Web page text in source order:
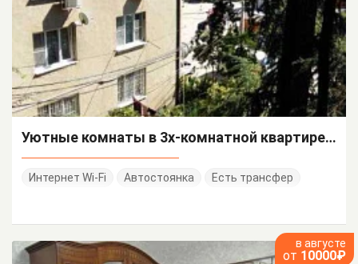
Уютные комнаты в 3х-комнатной квартире Рыбзаводская 81 кв 48
Интернет Wi-Fi Автостоянка Есть трансфер
в августе
от 10000₽